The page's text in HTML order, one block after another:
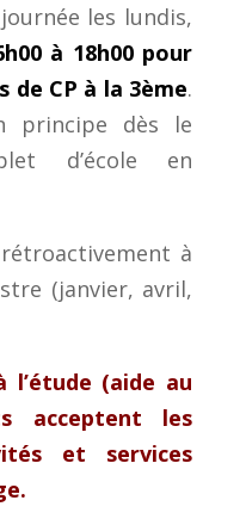
les lundis,
à 18h00 pour
de CP à la 3ème.
principe dès le
d’école en
à
(janvier, avril,
l’étude (aide au
acceptent les
et services